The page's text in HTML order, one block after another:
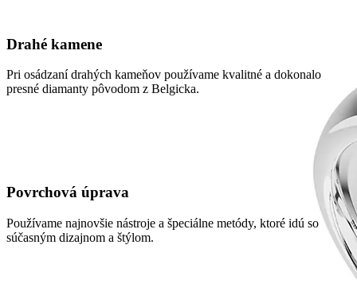
Drahé kamene
Pri osádzaní drahých kameňov používame kvalitné a dokonalo
presné diamanty pôvodom z Belgicka.
Povrchová úprava
Používame najnovšie nástroje a špeciálne metódy, ktoré idú so
súčasným dizajnom a štýlom.